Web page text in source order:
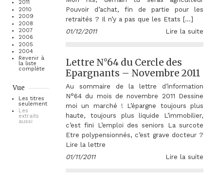
2011
2010
2009
2008
2007
2006
2005
2004
Revenir à
la liste
complète
Vue
Les titres
seulement
Les
extraits
aussi
Pouvoir d’achat, fin de partie pour les
retraités ? Il n’y a pas que les Etats […]
01/12/2011
Lire la suite
Lettre N°64 du Cercle des
Epargnants – Novembre 2011
Au sommaire de la lettre d’information
N°64 du mois de novembre 2011 Dessine
moi un marché ! L’épargne toujours plus
haute, toujours plus liquide L’immobilier,
c’est fini L’emploi des seniors La surcote
Etre polypensionnés, c’est grave docteur ?
Lire la lettre
01/11/2011
Lire la suite